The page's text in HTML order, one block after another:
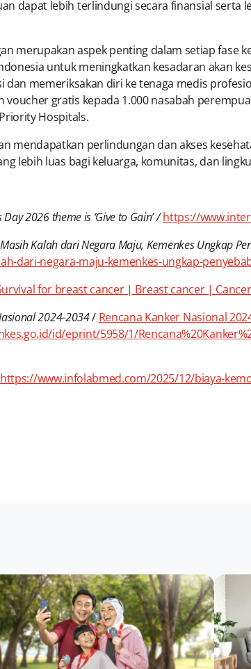
dapat lebih terlindungi secara finansial serta
merupakan aspek penting dalam setiap fase
untuk meningkatkan kesadaran akan
memeriksakan diri ke tenaga medis
gratis kepada 1.000 nasabah
Hospitals.
mendapatkan perlindungan dan akses
lebih luas bagi keluarga, komunitas, dan
2026 theme is ‘Give to Gain’ /https://
Kalah dari Negara Maju, Kemenkes Ungkap
dari-negara-maju-kemenkes-ungkap-
for breast cancer | Breast cancer |
2024-2034/ Rencana Kanker Nasional
id/eprint/5958/1/
https://www.infolabmed.com/2025/12/biaya-